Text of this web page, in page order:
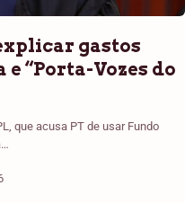
gastos
“Porta-Vozes do
que acusa PT de usar Fundo